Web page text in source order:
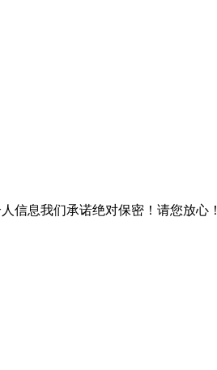
信息我们承诺绝对保密！请您放心！